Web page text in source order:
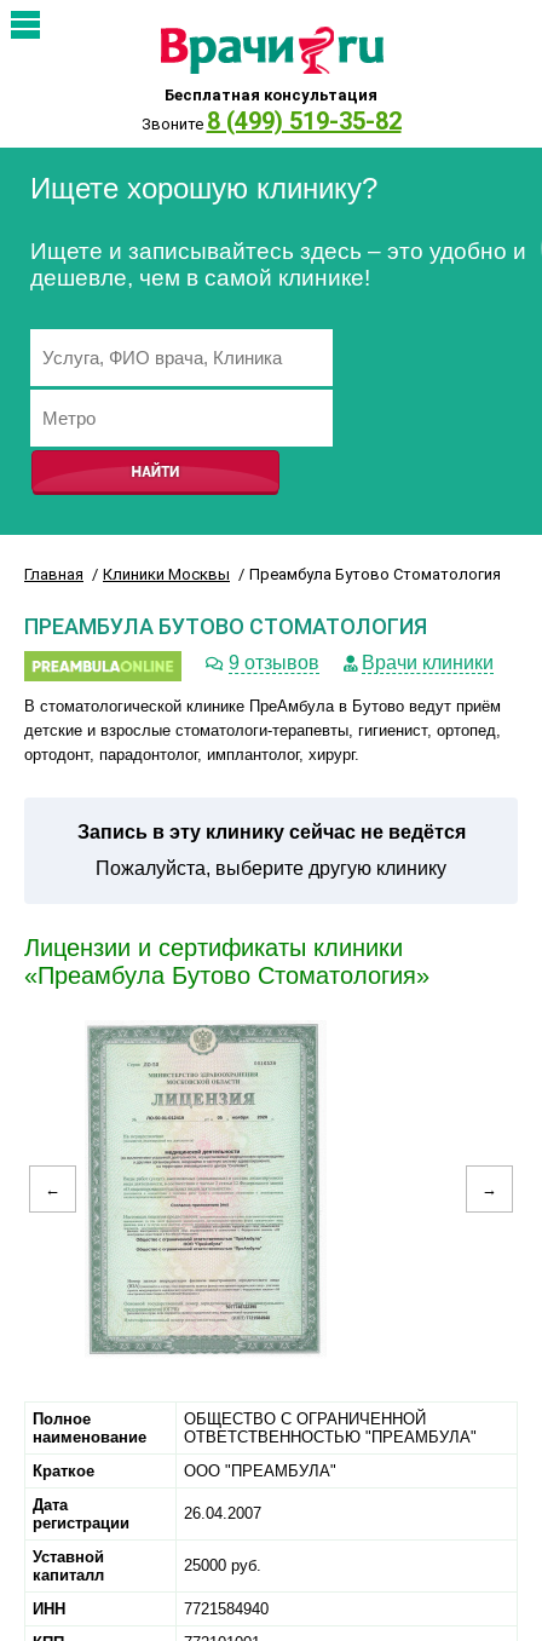
Бесплатная консультация
Звоните 8 (499) 519-35-82
Ищете хорошую клинику?
Ищете и записывайтесь здесь – это удобно и
дешевле, чем в самой клинике!
Главная Клиники Москвы Преамбула Бутово Стоматология
ПРЕАМБУЛА БУТОВО СТОМАТОЛОГИЯ
9 отзывов Врачи клиники
В стоматологической клинике ПреАмбула в Бутово ведут приём
детские и взрослые стоматологи-терапевты, гигиенист, ортопед,
ортодонт, парадонтолог, имплантолог, хирург.
Запись в эту клинику сейчас не ведётся
Пожалуйста, выберите другую клинику
Лицензии и сертификаты клиники
«Преамбула Бутово Стоматология»
← →
Полное
наименование
ОБЩЕСТВО С ОГРАНИЧЕННОЙ
ОТВЕТСТВЕННОСТЬЮ "ПРЕАМБУЛА"
Краткое
ООО "ПРЕАМБУЛА"
Дата
регистрации
26.04.2007
Уставной
капиталл
25000 руб.
ИНН
7721584940